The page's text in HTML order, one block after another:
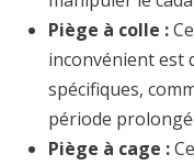
Piège à colle :
inconvénient est
spécifiques,
période
Piège à cage :